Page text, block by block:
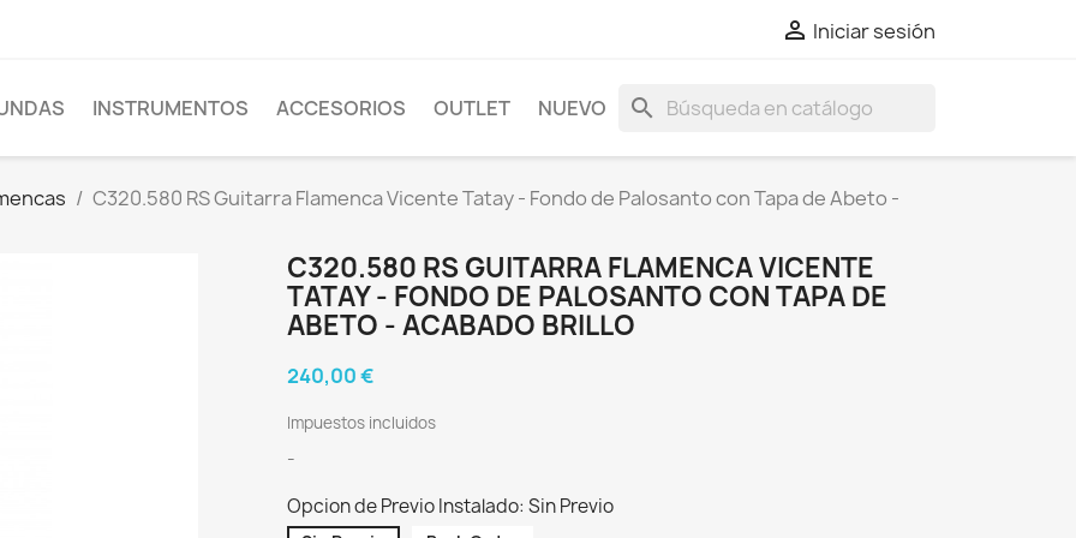
 Iniciar sesión
INSTRUMENTOS ACCESORIOS OUTLET NUEVO search
C320.580 RS Guitarra Flamenca Vicente Tatay - Fondo de Palosanto con Tapa de Abeto -
C320.580 RS GUITARRA FLAMENCA VICENTE
TATAY - FONDO DE PALOSANTO CON TAPA DE
ABETO - ACABADO BRILLO
240,00 €
Impuestos incluidos
-
Opcion de Previo Instalado: Sin Previo